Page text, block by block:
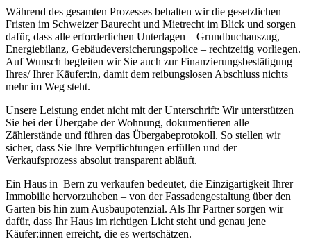
Während des gesamten Prozesses behalten wir die gesetzlichen
Fristen im Schweizer Baurecht und Mietrecht im Blick und sorgen
dafür, dass alle erforderlichen Unterlagen – Grundbuchauszug,
Energiebilanz, Gebäudeversicherungspolice – rechtzeitig vorliegen.
Auf Wunsch begleiten wir Sie auch zur Finanzierungsbestätigung
Ihres/ Ihrer Käufer:in, damit dem reibungslosen Abschluss nichts
mehr im Weg steht.
Unsere Leistung endet nicht mit der Unterschrift: Wir unterstützen
Sie bei der Übergabe der Wohnung, dokumentieren alle
Zählerstände und führen das Übergabeprotokoll. So stellen wir
sicher, dass Sie Ihre Verpflichtungen erfüllen und der
Verkaufsprozess absolut transparent abläuft.
Ein Haus in Bern zu verkaufen bedeutet, die Einzigartigkeit Ihrer
Immobilie hervorzuheben – von der Fassadengestaltung über den
Garten bis hin zum Ausbaupotenzial. Als Ihr Partner sorgen wir
dafür, dass Ihr Haus im richtigen Licht steht und genau jene
Käufer:innen erreicht, die es wertschätzen.